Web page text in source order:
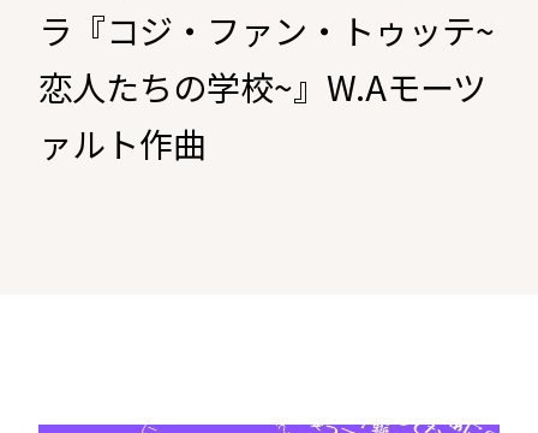
ラ『コジ・ファン・トゥッテ~
恋人たちの学校~』W.Aモーツ
ァルト作曲